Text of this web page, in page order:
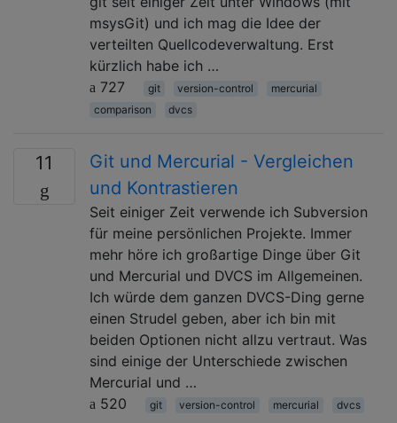
msysGit) und ich mag die Idee der
verteilten Quellcodeverwaltung. Erst
kürzlich habe ich …
727
git version-control
mercurial
comparison
dvcs
11
Git und Mercurial - Vergleichen
und Kontrastieren
Seit einiger Zeit verwende ich Subversion
für meine persönlichen Projekte. Immer
mehr höre ich großartige Dinge über Git
und Mercurial und DVCS im Allgemeinen.
Ich würde dem ganzen DVCS-Ding gerne
einen Strudel geben, aber ich bin mit
beiden Optionen nicht allzu vertraut. Was
sind einige der Unterschiede zwischen
Mercurial und …
520
git version-control mercurial dvcs